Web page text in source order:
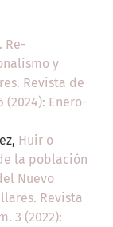
Re-
y
Revista de
(2024): Enero-
Huir o
la población
Nuevo
Revista
3 (2022):